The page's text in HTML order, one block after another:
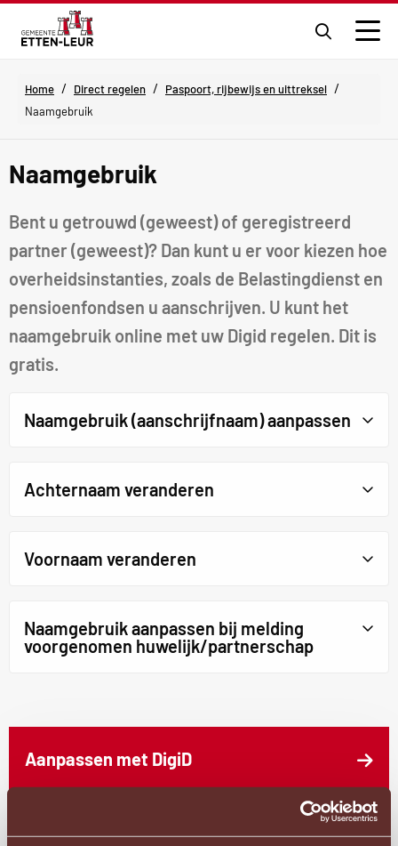
naar
Home / Direct regelen / Paspoort, rijbewijs en uittreksel /
Naamgebruik
Naamgebruik
Aanpassen met DigiDExterne
link
Meer informatie
Bent u getrouwd (geweest) of geregistreerd
partner (geweest)? Dan kunt u er voor kiezen hoe
overheidsinstanties, zoals de Belastingdienst en
pensioenfondsen u aanschrijven. U kunt het
naamgebruik online met uw Digid regelen. Dit is
gratis.
Naamgebruik (aanschrijfnaam) aanpassen
Achternaam veranderen
Voornaam veranderen
Naamgebruik aanpassen bij melding
voorgenomen huwelijk/partnerschap